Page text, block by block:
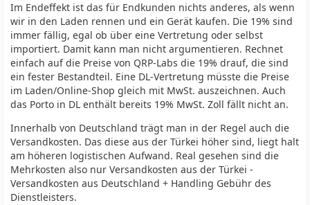
Im Endeffekt ist das für Endkunden nichts anderes, als wenn
wir in den Laden rennen und ein Gerät kaufen. Die 19% sind
immer fällig, egal ob über eine Vertretung oder selbst
importiert. Damit kann man nicht argumentieren. Rechnet
einfach auf die Preise von QRP-Labs die 19% drauf, die sind
ein fester Bestandteil. Eine DL-Vertretung müsste die Preise
im Laden/Online-Shop gleich mit MwSt. auszeichnen. Auch
das Porto in DL enthält bereits 19% MwSt. Zoll fällt nicht an.
Innerhalb von Deutschland trägt man in der Regel auch die
Versandkosten. Das diese aus der Türkei höher sind, liegt halt
am höheren logistischen Aufwand. Real gesehen sind die
Mehrkosten also nur Versandkosten aus der Türkei -
Versandkosten aus Deutschland + Handling Gebühr des
Dienstleisters.